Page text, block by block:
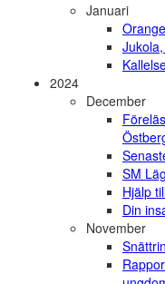
Januari
2024
December
SM
Hjälp
Din
November